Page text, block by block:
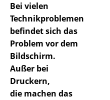
Bei vielen
Technikproblemen
befindet sich das
Problem vor dem
Bildschirm.
Außer bei
Druckern,
die machen das